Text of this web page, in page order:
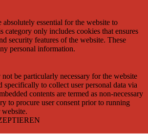
absolutely essential for the website to
category only includes cookies that ensures
security features of the website. These
personal information.
be particularly necessary for the website
specifically to collect user personal data via
contents are termed as non-necessary
to procure user consent prior to running